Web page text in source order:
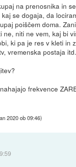
na prenosnika in
se dogaja, da
poiščem doma.
ne, niti ne vem, kaj bi
ki pa je res v kleti in
vremenska postaja
frekvence
2020 ob 09:46)